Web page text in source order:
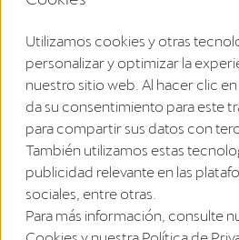
¹ LTE
CUPRA/SEAT Charger (1ª generazione a
La funcionalidad LTE solo puede
de la UE, así como en el Reino Unido,
CUPRA Charger 2 (2ª generazione a
La funcionalidad LTE solo puede
de la UE, así como en el Reino Unido,
Noruega.
² Ricarica intelligente
Le funzioni di ricarica intelligente sono
l'app del veicolo e l'app Elli Smart
ricarica intelligente saranno integrate
marchio.
³ Protocollo di comunicazione
Utilizamos cookies y otras
personalizar y optimizar la
nuestro sitio web. Al hacer clic
da su consentimiento para este
para compartir sus datos con
También utilizamos estas
publicidad relevante en las
sociales, entre otras.
Para más información, consulte